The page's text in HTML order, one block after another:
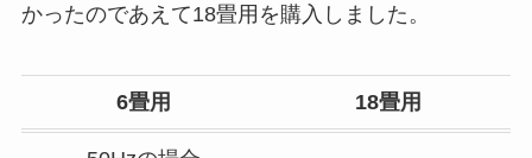
かったのであえて18畳用を購入しました。
6畳用 18畳用